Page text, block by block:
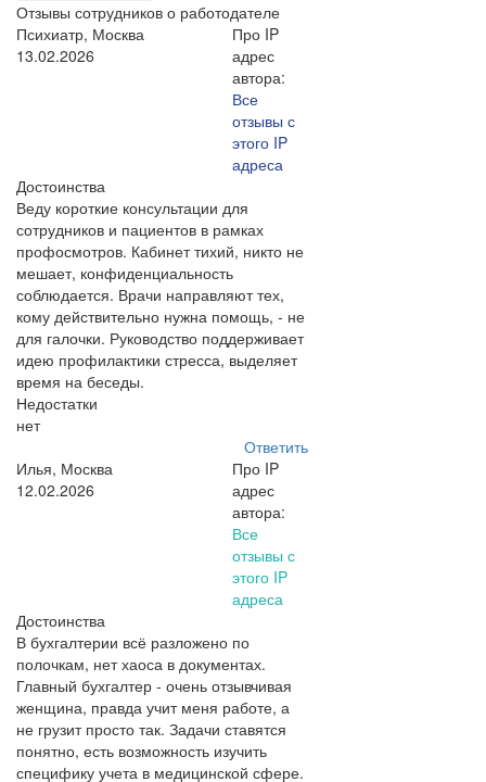
Отзывы сотрудников о работодателе
Психиатр, Москва
13.02.2026
Про IP
адрес
автора:
Все
отзывы с
этого IP
адреса
Достоинства
Веду короткие консультации для
сотрудников и пациентов в рамках
профосмотров. Кабинет тихий, никто не
мешает, конфиденциальность
соблюдается. Врачи направляют тех,
кому действительно нужна помощь, - не
для галочки. Руководство поддерживает
идею профилактики стресса, выделяет
время на беседы.
Недостатки
нет
Ответить
Илья, Москва
12.02.2026
Про IP
адрес
автора:
Все
отзывы с
этого IP
адреса
Достоинства
В бухгалтерии всё разложено по
полочкам, нет хаоса в документах.
Главный бухгалтер - очень отзывчивая
женщина, правда учит меня работе, а
не грузит просто так. Задачи ставятся
понятно, есть возможность изучить
специфику учета в медицинской сфере.